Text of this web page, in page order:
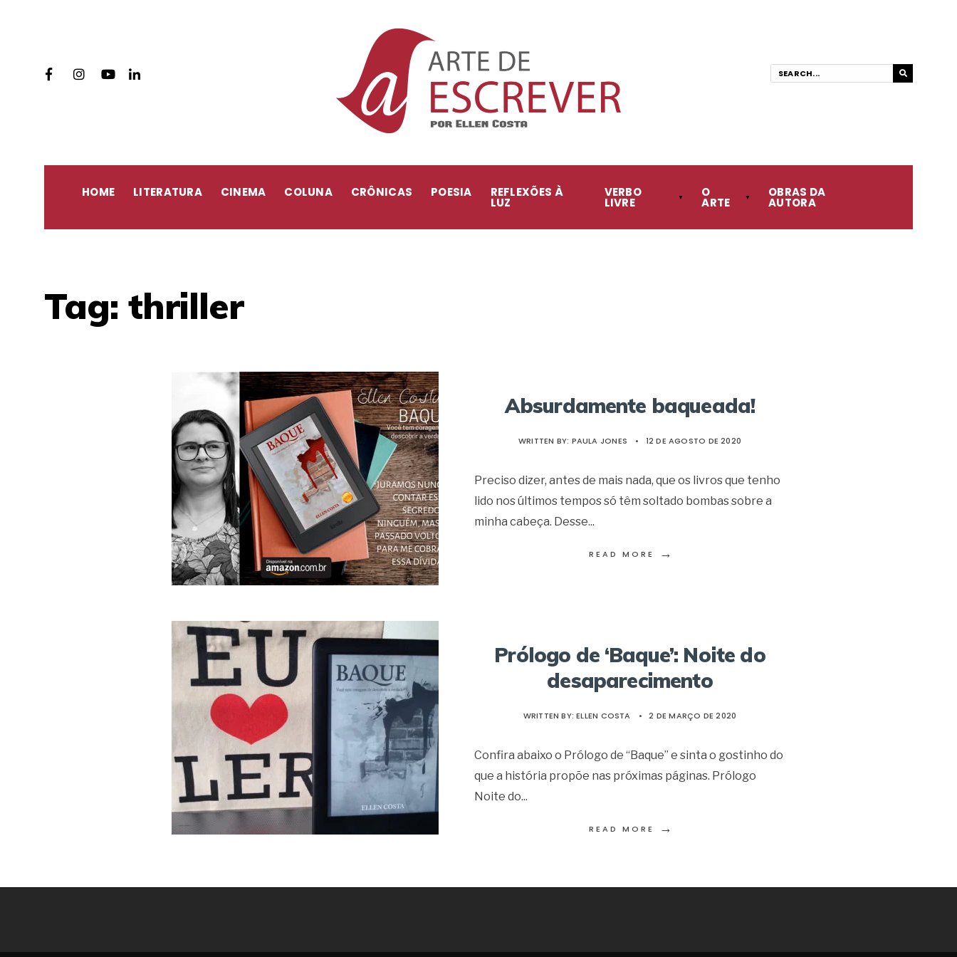
HOME LITERATURA CINEMA COLUNA CRÔNICAS POESIA REFLEXÕES À
LUZ
VERBO
LIVRE
O
ARTE
OBRAS DA
AUTORA
Tag: thriller
Absurdamente baqueada!
WRITTEN BY: PAULA JONES • 12 DE AGOSTO DE 2020
Preciso dizer, antes de mais nada, que os livros que tenho
lido nos últimos tempos só têm soltado bombas sobre a
minha cabeça. Desse...
READ MORE →
Prólogo de ‘Baque’: Noite do
desaparecimento
WRITTEN BY:ELLEN COSTA • 2 DE MARÇO DE 2020
Confira abaixo o Prólogo de “Baque” e sinta o gostinho do
que a história propõe nas próximas páginas. Prólogo
Noite do...
READ MORE →